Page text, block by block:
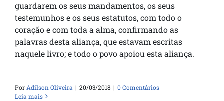
guardarem os seus mandamentos, os seus
testemunhos e os seus estatutos, com todo o
coração e com toda a alma, confirmando as
palavras desta aliança, que estavam escritas
naquele livro; e todo o povo apoiou esta aliança.
PorAdilson Oliveira | 20/03/2018 | 0 Comentários
Leia mais